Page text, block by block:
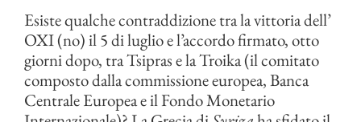
Esiste qualche contraddizione tra la vittoria dell’
OXI (no) il 5 di luglio e l’accordo firmato, otto
giorni dopo, tra Tsipras e la Troika (il comitato
composto dalla commissione europea, Banca
Centrale Europea e il Fondo Monetario